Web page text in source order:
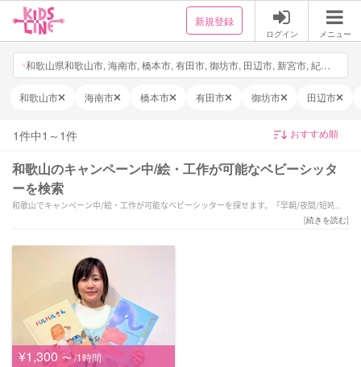
新規登録
ログイン メニュー
和歌山県和歌山市, 海南市, 橋本市, 有田市, 御坊市, 田辺市, 新宮市, 紀の川市, 岩出市, 紀美野町, かつらぎ町, 九度山町, 高野町, 湯浅町, 広川町, 有田川町, 美浜町, 日高町, 由良町, 印南町, みなべ町, 日高川町, 白浜町, 上富田町, すさみ町, 那智勝浦町, 太地町, 古座川町, 北山村, 串本町, 日付・時間を選択, 他3件
和歌山市 海南市 橋本市 有田市 御坊市 田辺市
1件中1 ～ 1件
和歌山のキャンペーン中/絵・工作が可能なベビーシッタ
ーを検索
和歌山でキャンペーン中/絵・工作が可能なベビーシッターを探せます。「早朝/夜間/短時間
様々なスキルを持ったサポーターの中から、ご予算や依頼内容に合わせて選んでいただけま
[続きを読む]
¥1,300 〜 /1時間